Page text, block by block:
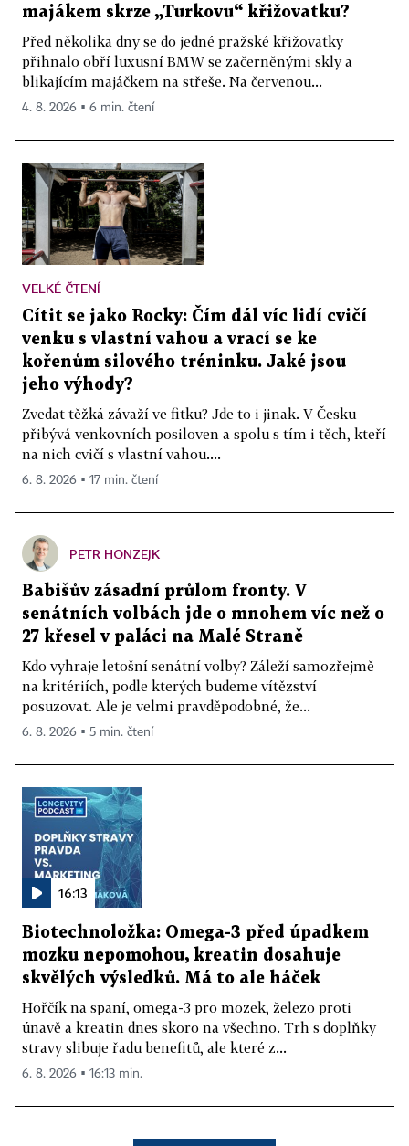
majákem skrze „Turkovu“ křižovatku?
Před několika dny se do jedné pražské křižovatky
přihnalo obří luxusní BMW se začerněnými skly a
blikajícím majáčkem na střeše. Na červenou...
4. 8. 2026 ▪ 6 min. čtení
VELKÉ ČTENÍ
Cítit se jako Rocky: Čím dál víc lidí cvičí
venku s vlastní vahou a vrací se ke
kořenům silového tréninku. Jaké jsou
jeho výhody?
Zvedat těžká závaží ve fitku? Jde to i jinak. V Česku
přibývá venkovních posiloven a spolu s tím i těch, kteří
na nich cvičí s vlastní vahou....
6. 8. 2026 ▪ 17 min. čtení
PETR HONZEJK
Babišův zásadní průlom fronty. V
senátních volbách jde o mnohem víc než o
27 křesel v paláci na Malé Straně
Kdo vyhraje letošní senátní volby? Záleží samozřejmě
na kritériích, podle kterých budeme vítězství
posuzovat. Ale je velmi pravděpodobné, že...
6. 8. 2026 ▪ 5 min. čtení
16:13
Biotechnoložka: Omega-3 před úpadkem
mozku nepomohou, kreatin dosahuje
skvělých výsledků. Má to ale háček
Hořčík na spaní, omega-3 pro mozek, železo proti
únavě a kreatin dnes skoro na všechno. Trh s doplňky
stravy slibuje řadu benefitů, ale které z...
6. 8. 2026 ▪ 16:13 min.